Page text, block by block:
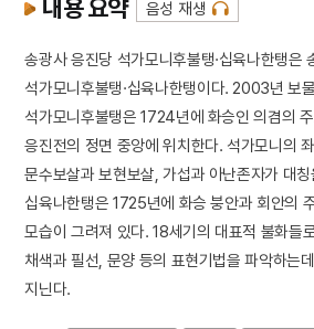
내용 요약 음성 재생
송광사 응진당 석가모니후불탱·십육나한탱은
석가모니후불탱·십육나한탱이다. 2003년 보
석가모니후불탱은 1724년에 화승인 의겸의
응진전의 정면 중앙에 위치한다. 석가모니의
문수보살과 보현보살, 가섭과 아난존자가 대
십육나한탱은 1725년에 화승 붕안과 회안의
모습이 그려져 있다. 18세기의 대표적 불화들
채색과 필선, 문양 등의 표현기법을 파악하는
지닌다.